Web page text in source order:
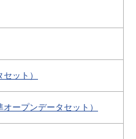
ット）
ープンデータセット）